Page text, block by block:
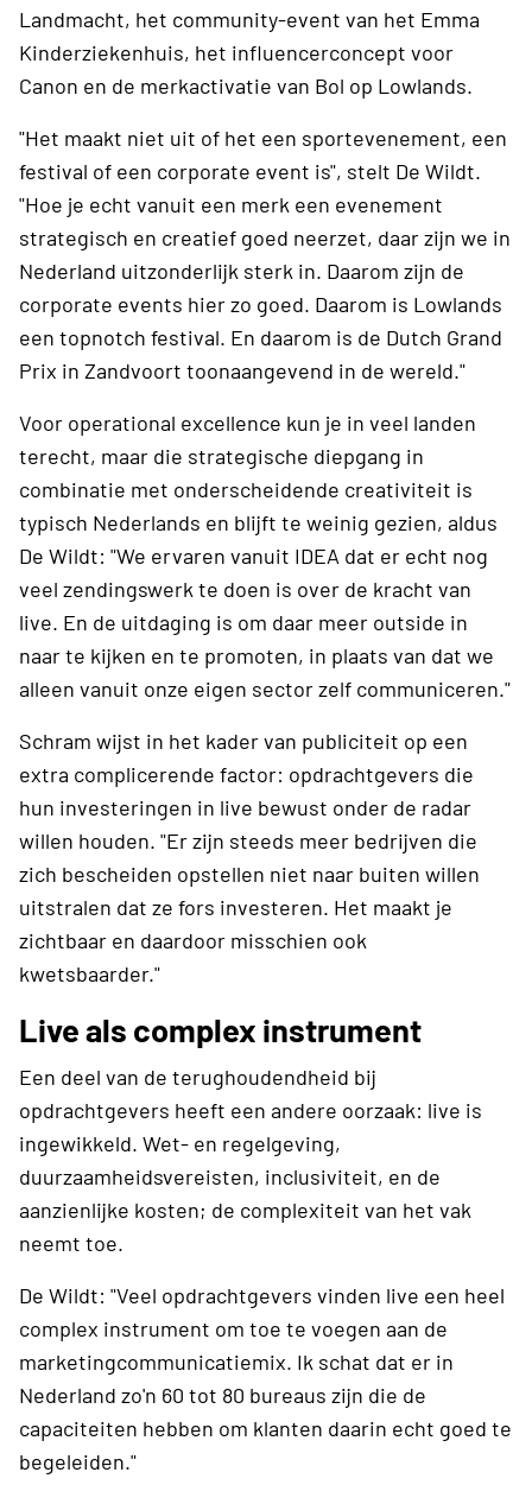
Landmacht, het community-event van het Emma
Kinderziekenhuis, het influencerconcept voor
Canon en de merkactivatie van Bol op Lowlands.
"Het maakt niet uit of het een sportevenement, een
festival of een corporate event is", stelt De Wildt.
"Hoe je echt vanuit een merk een evenement
strategisch en creatief goed neerzet, daar zijn we in
Nederland uitzonderlijk sterk in. Daarom zijn de
corporate events hier zo goed. Daarom is Lowlands
een topnotch festival. En daarom is de Dutch Grand
Prix in Zandvoort toonaangevend in de wereld."
Voor operational excellence kun je in veel landen
terecht, maar die strategische diepgang in
combinatie met onderscheidende creativiteit is
typisch Nederlands en blijft te weinig gezien, aldus
De Wildt: "We ervaren vanuit IDEA dat er echt nog
veel zendingswerk te doen is over de kracht van
live. En de uitdaging is om daar meer outside in
naar te kijken en te promoten, in plaats van dat we
alleen vanuit onze eigen sector zelf communiceren."
Schram wijst in het kader van publiciteit op een
extra complicerende factor: opdrachtgevers die
hun investeringen in live bewust onder de radar
willen houden. "Er zijn steeds meer bedrijven die
zich bescheiden opstellen niet naar buiten willen
uitstralen dat ze fors investeren. Het maakt je
zichtbaar en daardoor misschien ook
kwetsbaarder."
Live als complex instrument
Een deel van de terughoudendheid bij
opdrachtgevers heeft een andere oorzaak: live is
ingewikkeld. Wet- en regelgeving,
duurzaamheidsvereisten, inclusiviteit, en de
aanzienlijke kosten; de complexiteit van het vak
neemt toe.
De Wildt: "Veel opdrachtgevers vinden live een heel
complex instrument om toe te voegen aan de
marketingcommunicatiemix. Ik schat dat er in
Nederland zo'n 60 tot 80 bureaus zijn die de
capaciteiten hebben om klanten daarin echt goed te
begeleiden."